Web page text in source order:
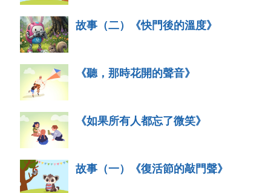
故事（二）《快門後的溫度》
《聽，那時花開的聲音》
《如果所有人都忘了微笑》
故事（一）《復活節的敲門聲》